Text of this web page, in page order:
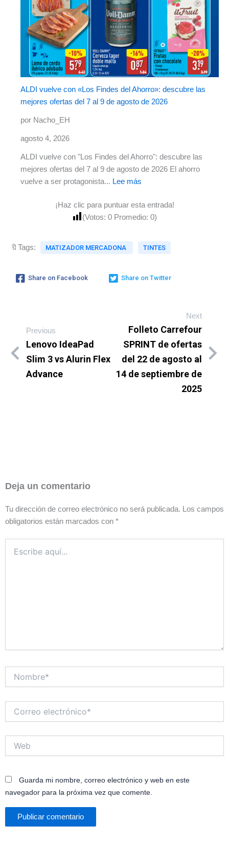
ALDI vuelve con «Los Findes del Ahorro»: descubre las
mejores ofertas del 7 al 9 de agosto de 2026
por Nacho_EH
agosto 4, 2026
ALDI vuelve con "Los Findes del Ahorro": descubre las
mejores ofertas del 7 al 9 de agosto de 2026 El ahorro
vuelve a ser protagonista... Lee más
¡Haz clic para puntuar esta entrada!
(Votos: 0 Promedio: 0)
🔖Tags: MATIZADOR MERCADONA TINTES
Share on Facebook Share on Twitter
Previous
Lenovo IdeaPad
Slim 3 vs Alurin Flex
Advance
Next
Folleto Carrefour
SPRINT de ofertas
del 22 de agosto al
14 de septiembre de
2025
Deja un comentario
Tu dirección de correo electrónico no será publicada. Los campos
obligatorios están marcados con *
aquí...
electrónico*
Guarda mi nombre, correo electrónico y web en este
navegador para la próxima vez que comente.